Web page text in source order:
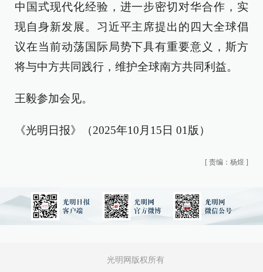
中国式现代化经验，进一步密切对华合作，实
现自身新发展。习近平主席提出的四大全球倡
议在当前动荡国际局势下具有重要意义，斯方
将与中方共同践行，维护全球南方共同利益。
王毅参加会见。
《光明日报》（2025年10月15日 01版）
[ 责编：杨煜 ]
光明网版权所有